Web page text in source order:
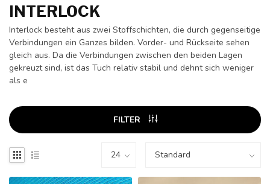
INTERLOCK
Interlock besteht aus zwei Stoffschichten, die durch gegenseitige
Verbindungen ein Ganzes bilden. Vorder- und Rückseite sehen
gleich aus. Da die Verbindungen zwischen den beiden Lagen
gekreuzt sind, ist das Tuch relativ stabil und dehnt sich weniger
als e
FILTER